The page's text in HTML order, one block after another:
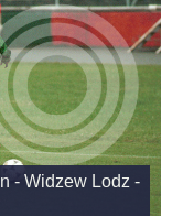
- Widzew Lodz -